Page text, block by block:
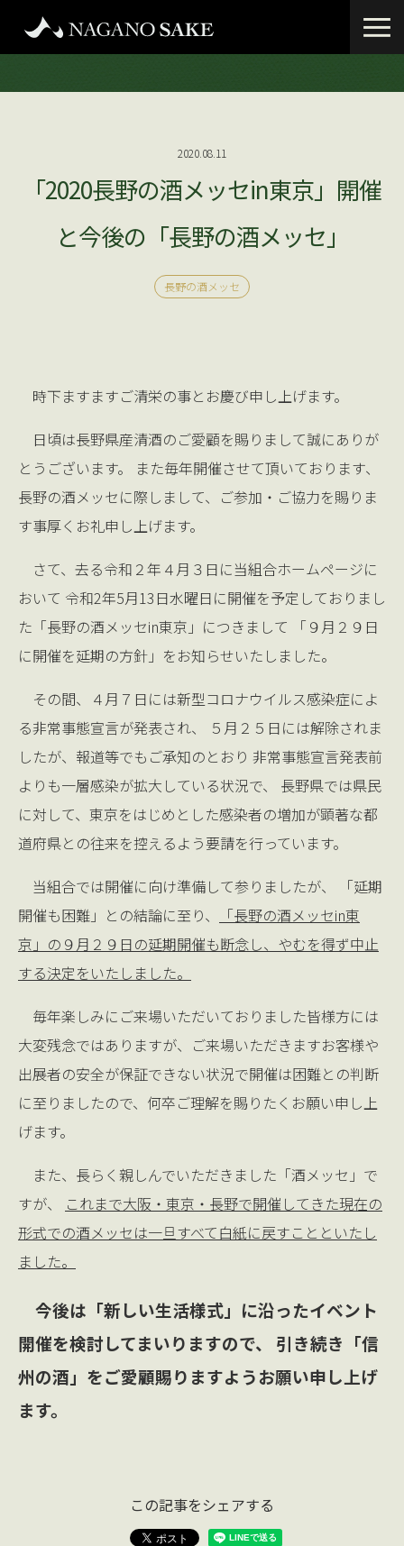
2020.08.11
「2020長野の酒メッセin東京」開催
と今後の「長野の酒メッセ」
長野の酒メッセ
時下ますますご清栄の事とお慶び申し上げます。
日頃は長野県産清酒のご愛顧を賜りまして誠にありが
とうございます。 また毎年開催させて頂いております、
長野の酒メッセに際しまして、ご参加・ご協力を賜りま
す事厚くお礼申し上げます。
さて、去る令和２年４月３日に当組合ホームページに
おいて 令和2年5月13日水曜日に開催を予定しておりまし
た「長野の酒メッセin東京」につきまして 「９月２９日
に開催を延期の方針」をお知らせいたしました。
その間、４月７日には新型コロナウイルス感染症によ
る非常事態宣言が発表され、 ５月２５日には解除されま
したが、報道等でもご承知のとおり 非常事態宣言発表前
よりも一層感染が拡大している状況で、 長野県では県民
に対して、東京をはじめとした感染者の増加が顕著な都
道府県との往来を控えるよう要請を行っています。
当組合では開催に向け準備して参りましたが、 「延期
開催も困難」との結論に至り、
「長野の酒メッセin東
京」の９月２９日の延期開催も断念し、やむを得ず中止
する決定をいたしました。
毎年楽しみにご来場いただいておりました皆様方には
大変残念ではありますが、ご来場いただきますお客様や
出展者の安全が保証できない状況で開催は困難との判断
に至りましたので、何卒ご理解を賜りたくお願い申し上
げます。
また、長らく親しんでいただきました「酒メッセ」で
すが、
これまで大阪・東京・長野で開催してきた現在の
形式での酒メッセは一旦すべて白紙に戻すことといたし
ました。
今後は「新しい生活様式」に沿ったイベント
開催を検討してまいりますので、 引き続き「信
州の酒」をご愛顧賜りますようお願い申し上げ
ます。
この記事をシェアする